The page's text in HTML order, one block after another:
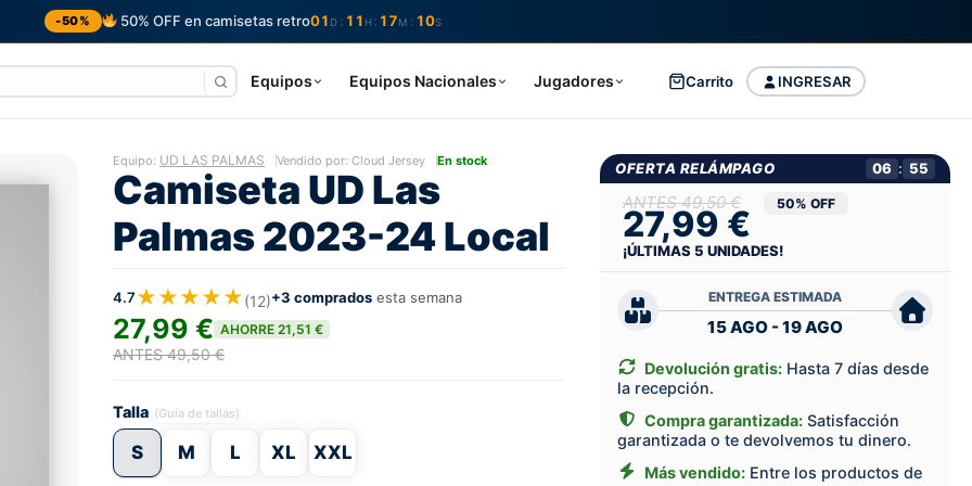
-50% 50% OFF en camisetas retro01 D : 11 H : 17M : 09S
Equipos Equipos Nacionales Jugadores INGRESAR
Carrito
Equipo: UD LAS PALMAS Vendido por: Cloud Jersey En stock
Camiseta UD Las
Palmas 2023-24 Local
4.7★★★★★(12)+3 comprados esta semana
27,99 € AHORRE 21,51 €
ANTES 49,50 €
Talla (Guía de tallas)
S M L XL XXL
OFERTA RELÁMPAGO 06 : 54
49,50 €
27,99 € 50% OFF
¡ÚLTIMAS5 UNIDADES!
ENTREGA ESTIMADA
15 AGO - 19 AGO
Devolución gratis: Hasta 7 días desde
la recepción.
Compra garantizada: Satisfacción
garantizada o te devolvemos tu dinero.
Más vendido: Entre los productos de